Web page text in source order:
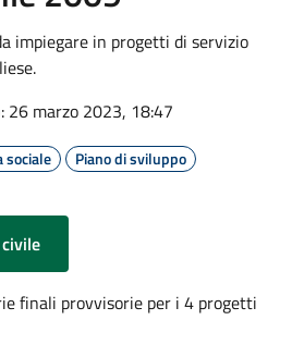
impiegare in progetti di servizio
: 26 marzo 2023, 18:47
sociale Piano di sviluppo
finali provvisorie per i 4 progetti